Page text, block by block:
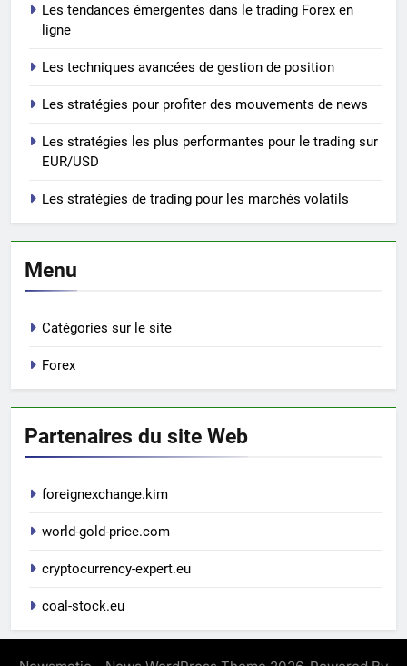
Les tendances émergentes dans le trading Forex en
ligne
Les techniques avancées de gestion de position
Les stratégies pour profiter des mouvements de news
Les stratégies les plus performantes pour le trading sur
EUR/USD
Les stratégies de trading pour les marchés volatils
Menu
Catégories sur le site
Forex
Partenaires du site Web
foreignexchange.kim
world-gold-price.com
cryptocurrency-expert.eu
coal-stock.eu